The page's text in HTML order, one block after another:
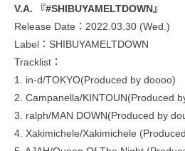
V.A. 『#SHIBUYAMELTDOWN』
Release Date：2022.03.30 (Wed.)
Label：SHIBUYAMELTDOWN
Tracklist：
1. in-d/TOKYO(Produced by doooo)
2. Campanella/KINTOUN(Produced
3. ralph/MAN DOWN(Produced by
4. Xakimichele/Xakimichele